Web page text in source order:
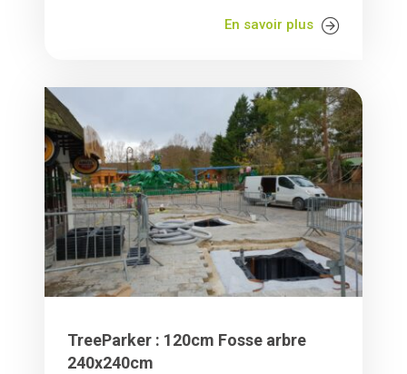
En savoir plus
TreeParker : 120cm Fosse arbre
240x240cm